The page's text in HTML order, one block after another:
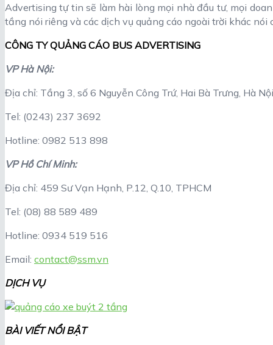
Advertising tự tin sẽ làm hài lòng mọi nhà đầu tư, mọi
tầng nói riêng và các dịch vụ quảng cáo ngoài trời khác nói
CÔNG TY QUẢNG CÁO BUS ADVERTISING
VP Hà Nội:
Địa chỉ: Tầng 3, số 6 Nguyễn Công Trứ, Hai Bà Trưng, Hà Nội
Tel: (0243) 237 3692
Hotline: 0982 513 898
VP Hồ Chí Minh:
Địa chỉ: 459 Sư Vạn Hạnh, P.12, Q.10, TPHCM
Tel: (08) 88 589 489
Hotline: 0934 519 516
Email: contact@ssm.vn
DỊCH VỤ
BÀI VIẾT NỔI BẬT